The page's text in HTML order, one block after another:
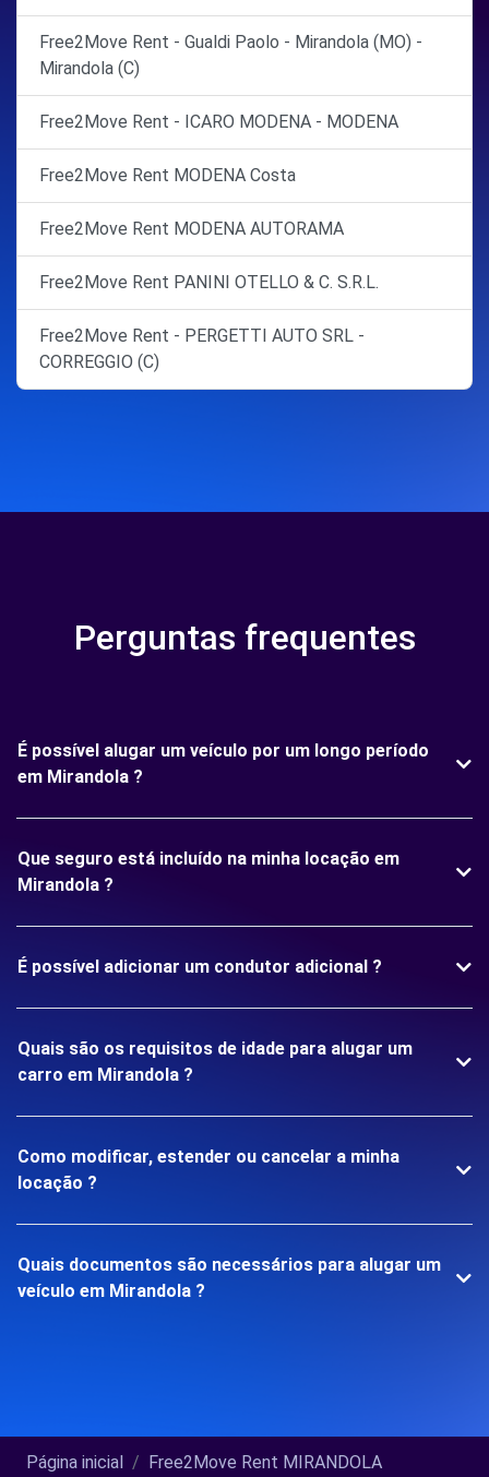
Free2Move Rent - Gualdi Paolo - Mirandola (MO) -
Mirandola (C)
Free2Move Rent - ICARO MODENA - MODENA
Free2Move Rent MODENA Costa
Free2Move Rent MODENA AUTORAMA
Free2Move Rent PANINI OTELLO & C. S.R.L.
Free2Move Rent - PERGETTI AUTO SRL -
CORREGGIO (C)
Perguntas frequentes
É possível alugar um veículo por um longo período
em Mirandola ?
Que seguro está incluído na minha locação em
Mirandola ?
É possível adicionar um condutor adicional ?
Quais são os requisitos de idade para alugar um
carro em Mirandola ?
Como modificar, estender ou cancelar a minha
locação ?
Quais documentos são necessários para alugar um
veículo em Mirandola ?
Página inicial Free2Move Rent MIRANDOLA